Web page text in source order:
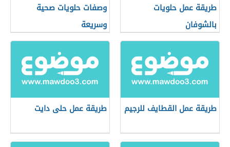
طريقة عمل حلويات
بالشوفان
وصفات حلويات صحية
وسريعة
طريقة عمل القطايف للرجيم طريقة عمل حلى دايت